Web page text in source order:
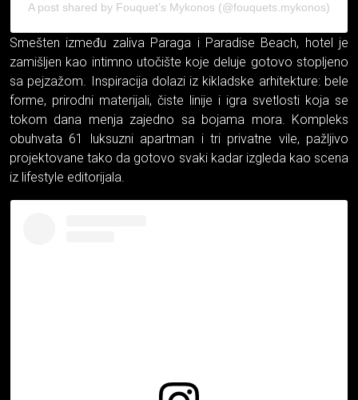
A post shared by Fouquet’s Mykonos (@fouquets.mykonos)
Smešten između zaliva Paraga i Paradise Beach, hotel je
zamišljen kao intimno utočište koje deluje gotovo stopljeno
sa pejzažom. Inspiracija dolazi iz kikladske arhitekture: bele
forme, prirodni materijali, čiste linije i igra svetlosti koja se
tokom dana menja zajedno sa bojama mora. Kompleks
obuhvata 61 luksuzni apartman i tri privatne vile, pažljivo
projektovane tako da gotovo svaki kadar izgleda kao scena
iz lifestyle editorijala.